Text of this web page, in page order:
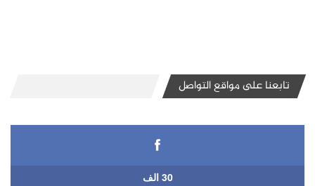
تابعنا على مواقع التواصل
30 الف